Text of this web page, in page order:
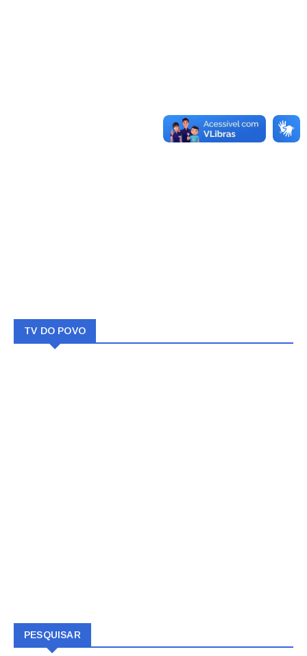
TV DO POVO
PESQUISAR